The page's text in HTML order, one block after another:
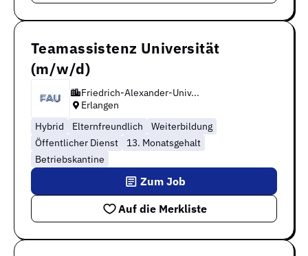
Teamassistenz Universität
(m/w/d)
Friedrich-Alexander-Univ...
Erlangen
Hybrid
Elternfreundlich
Weiterbildung
Öffentlicher Dienst
13. Monatsgehalt
Betriebskantine
Auf die Merkliste
Zum Job